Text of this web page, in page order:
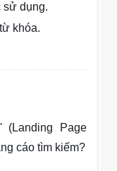
dụng.
khóa.
Page
cáo tìm kiếm?